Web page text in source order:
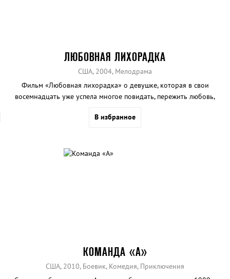
ЛЮБОВНАЯ ЛИХОРАДКА
США, 2004, Мелодрама
Фильм «Любовная лихорадка» о девушке, которая в свои
восемнадцать уже успела многое повидать, пережить любовь,
В избранное
КОМАНДА «А»
США, 2010, Боевик, Комедия, Приключения